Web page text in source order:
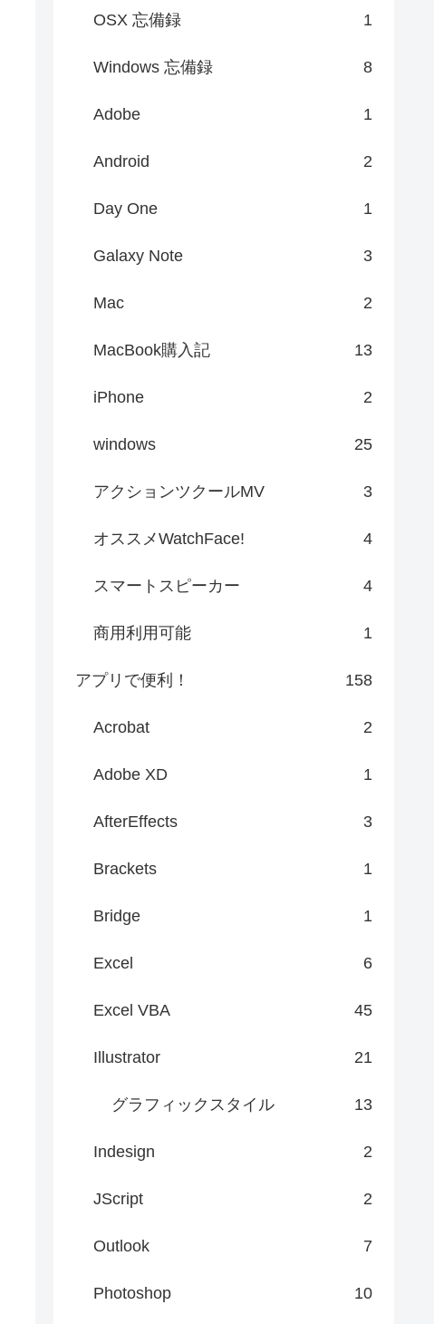
OSX 忘備録 1
Windows 忘備録 8
Adobe 1
Android 2
Day One 1
Galaxy Note 3
Mac 2
MacBook購入記 13
iPhone 2
windows 25
アクションツクールMV 3
オススメWatchFace! 4
スマートスピーカー 4
商用利用可能 1
アプリで便利！ 158
Acrobat 2
Adobe XD 1
AfterEffects 3
Brackets 1
Bridge 1
Excel 6
Excel VBA 45
Illustrator 21
グラフィックスタイル 13
Indesign 2
JScript 2
Outlook 7
Photoshop 10